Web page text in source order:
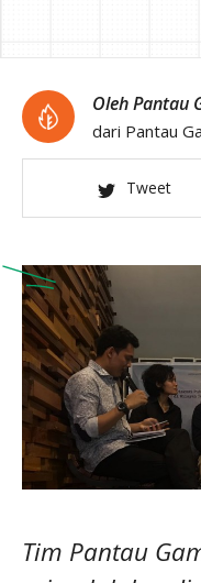
Oleh Pantau
dari Pantau
Tweet
Tim Pantau